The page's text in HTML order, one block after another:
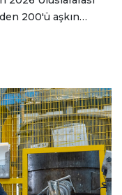
200'ü aşkın
Güney Afrika
Beyazıt